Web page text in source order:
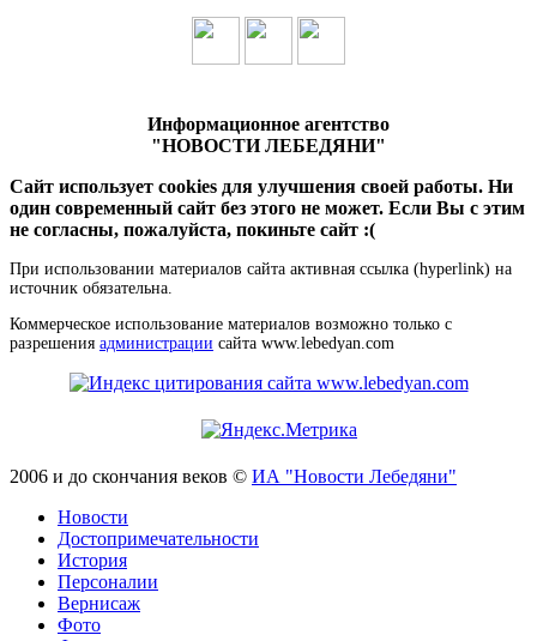
Информационное агентство
"НОВОСТИ ЛЕБЕДЯНИ"
Сайт использует cookies для улучшения своей работы. Ни
один современный сайт без этого не может. Если Вы с этим
не согласны, пожалуйста, покиньте сайт :(
При использовании материалов сайта активная ссылка (hyperlink) на
источник обязательна.
Коммерческое использование материалов возможно только с
разрешения администрации сайта www.lebedyan.com
2006 и до скончания веков © ИА "Новости Лебедяни"
Новости
Достопримечательности
История
Персоналии
Вернисаж
Фото